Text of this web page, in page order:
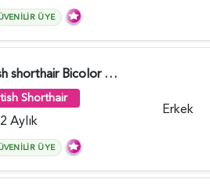
ÜYE
British shorthair Bicolor Lilac Erkek - 5905
Shorthair
2 Aylık
ÜYE
Erkek